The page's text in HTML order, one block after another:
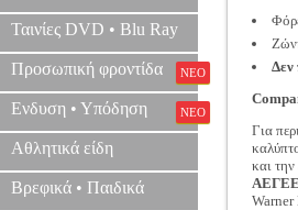
Ταινίες DVD • Blu Ray
Προσωπική φροντίδα ΝΕΟ
Ενδυση • Υπόδηση ΝΕΟ
Αθλητικά είδη
Βρεφικά • Παιδικά
Δεν
Για
και
ΑΕΓΕΕ
Warner